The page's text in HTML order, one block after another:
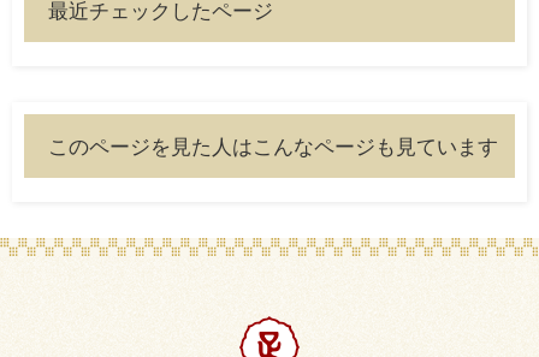
最近チェックしたページ
このページを見た人はこんなページも見ています